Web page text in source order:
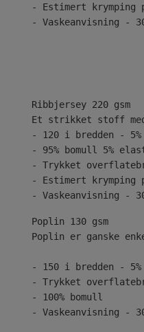
- Estimert krymping
- Vaskeanvisning -
Ribbjersey 220 gsm
Et strikket stoff
- 120 i bredden -
- 95% bomull 5%
- Trykket
- Estimert krymping
- Vaskeanvisning -
Poplin 130 gsm
Poplin er ganske
- 150 i bredden -
- Trykket
- 100% bomull
- Vaskeanvisning -